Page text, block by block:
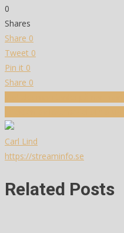
0
Shares
Share 0
Tweet 0
Pin it 0
Share 0
Carl Lind
https://streaminfo.se
Related Posts